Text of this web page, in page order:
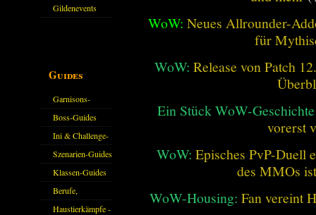
Gildenevents
Guides
Garnisons-
Guides
Boss-Guides
Ini & Challenge-
Guides
Szenarien-Guides
Klassen-Guides
Berufe,
Farmkarten und
Haustierkämpfe -
WoW: Neues Allrounder-
für
WoW: Release von Patch
Ein Stück WoW-
vorerst
WoW: Episches PvP-Duell
des MMOs
WoW-Housing: Fan vereint